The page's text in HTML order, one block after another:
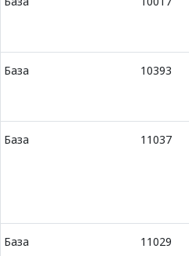
База 10393
База 11037
База 11029